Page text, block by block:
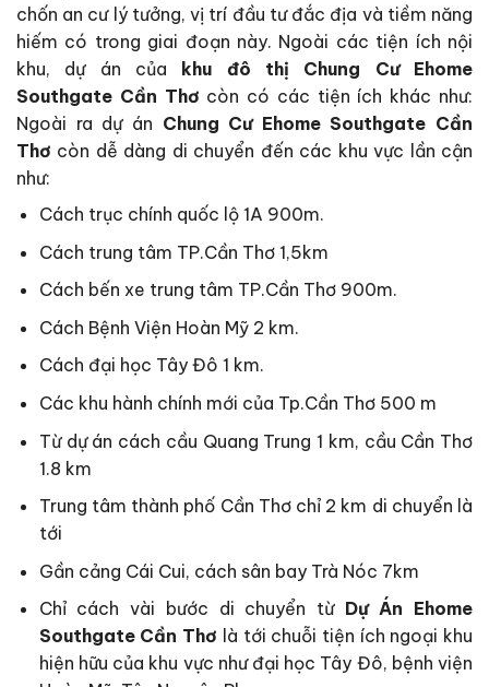
chốn an cư lý tưởng, vị trí đầu tư đắc địa và tiềm năng
hiếm có trong giai đoạn này. Ngoài các tiện ích nội
khu, dự án của
khu đô thị Chung Cư Ehome
Southgate Cần Thơ còn có các tiện ích khác như:
Ngoài ra dự án Chung Cư Ehome Southgate Cần
Thơ còn dễ dàng di chuyển đến các khu vực lần cận
như:
Cách trục chính quốc lộ 1A 900m.
Cách trung tâm TP.Cần Thơ 1,5km
Cách bến xe trung tâm TP.Cần Thơ 900m.
Cách Bệnh Viện Hoàn Mỹ 2 km.
Cách đại học Tây Đô 1 km.
Các khu hành chính mới của Tp.Cần Thơ 500 m
Từ dự án cách cầu Quang Trung 1 km, cầu Cần Thơ
1.8 km
Trung tâm thành phố Cần Thơ chỉ 2 km di chuyển là
tới
Gần cảng Cái Cui, cách sân bay Trà Nóc 7km
Chỉ cách vài bước di chuyển từ Dự Án Ehome
Southgate Cần Thơ là tới chuỗi tiện ích ngoại khu
hiện hữu của khu vực như đại học Tây Đô, bệnh viện